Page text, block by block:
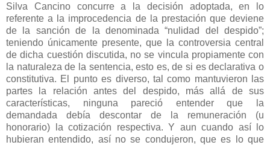
Silva Cancino concurre a la decisión adoptada, en lo
referente a la improcedencia de la prestación que deviene
de la sanción de la denominada “nulidad del despido”;
teniendo únicamente presente, que la controversia central
de dicha cuestión discutida, no se vincula propiamente con
la naturaleza de la sentencia, esto es, de si es declarativa o
constitutiva. El punto es diverso, tal como mantuvieron las
partes la relación antes del despido, más allá de sus
características, ninguna pareció entender que la
demandada debía descontar de la remuneración (u
honorario) la cotización respectiva. Y aun cuando así lo
hubieran entendido, así no se condujeron, que es lo que